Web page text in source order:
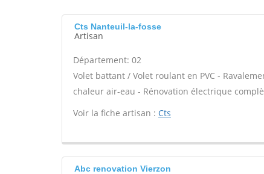
Cts Nanteuil-la-fosse
Artisan
Département: 02
Volet battant / Volet roulant en PVC -
chaleur air-eau - Rénovation électrique
Voir la fiche artisan : Cts
Abc renovation Vierzon